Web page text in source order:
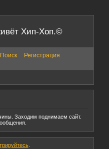
Хип-Хоп.©
Поиск
Регистрация
Заходим поднимаем сайт.
.